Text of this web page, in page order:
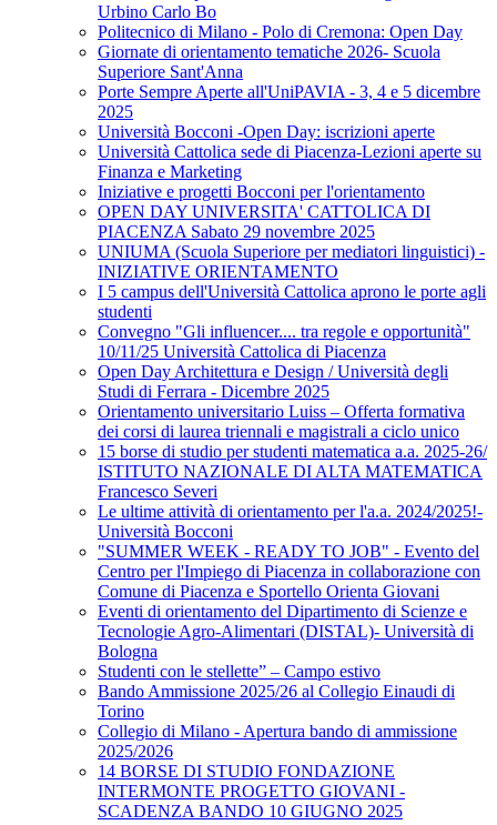
Urbino Carlo Bo
Politecnico di Milano - Polo di Cremona: Open Day
Giornate di orientamento tematiche 2026- Scuola
Superiore Sant'Anna
Porte Sempre Aperte all'UniPAVIA - 3, 4 e 5 dicembre
2025
Università Bocconi -Open Day: iscrizioni aperte
Università Cattolica sede di Piacenza-Lezioni aperte su
Finanza e Marketing
Iniziative e progetti Bocconi per l'orientamento
OPEN DAY UNIVERSITA' CATTOLICA DI
PIACENZA Sabato 29 novembre 2025
UNIUMA (Scuola Superiore per mediatori linguistici) -
INIZIATIVE ORIENTAMENTO
I 5 campus dell'Università Cattolica aprono le porte agli
studenti
Convegno "Gli influencer.... tra regole e opportunità"
10/11/25 Università Cattolica di Piacenza
Open Day Architettura e Design / Università degli
Studi di Ferrara - Dicembre 2025
Orientamento universitario Luiss – Offerta formativa
dei corsi di laurea triennali e magistrali a ciclo unico
15 borse di studio per studenti matematica a.a. 2025-26/
ISTITUTO NAZIONALE DI ALTA MATEMATICA
Francesco Severi
Le ultime attività di orientamento per l'a.a. 2024/2025!-
Università Bocconi
"SUMMER WEEK - READY TO JOB" - Evento del
Centro per l'Impiego di Piacenza in collaborazione con
Comune di Piacenza e Sportello Orienta Giovani
Eventi di orientamento del Dipartimento di Scienze e
Tecnologie Agro-Alimentari (DISTAL)- Università di
Bologna
Studenti con le stellette” – Campo estivo
Bando Ammissione 2025/26 al Collegio Einaudi di
Torino
Collegio di Milano - Apertura bando di ammissione
2025/2026
14 BORSE DI STUDIO FONDAZIONE
INTERMONTE PROGETTO GIOVANI -
SCADENZA BANDO 10 GIUGNO 2025